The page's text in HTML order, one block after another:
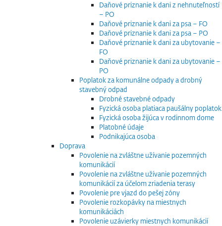
Daňové priznanie k dani z nehnuteľností
– PO
Daňové priznanie k dani za psa – FO
Daňové priznanie k dani za psa – PO
Daňové priznanie k dani za ubytovanie –
FO
Daňové priznanie k dani za ubytovanie –
PO
Poplatok za komunálne odpady a drobný
stavebný odpad
Drobné stavebné odpady
Fyzická osoba platiaca paušálny poplatok
Fyzická osoba žijúca v rodinnom dome
Platobné údaje
Podnikajúca osoba
Doprava
Povolenie na zvláštne užívanie pozemných
komunikácií
Povolenie na zvláštne užívanie pozemných
komunikácií za účelom zriadenia terasy
Povolenie pre vjazd do pešej zóny
Povolenie rozkopávky na miestnych
komunikáciách
Povolenie uzávierky miestnych komunikácií